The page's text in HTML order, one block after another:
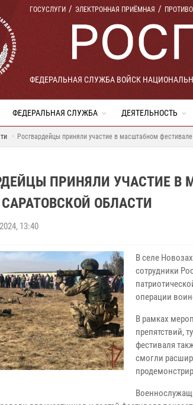
ГОСУСЛУГИ ЭЛЕКТРОННАЯ ПРИЁМНАЯ
ФЕДЕРАЛЬНАЯ СЛУЖБА ВОЙСК
ФЕДЕРАЛЬНАЯ СЛУЖБА ДЕЯТЕЛЬНОСТЬ
Росгвардейцы приняли участие в масштабном
ПРИНЯЛИ УЧАСТИЕ В
САРАТОВСКОЙ ОБЛАСТИ
13:40
В селе
сотрудники
операции
В рамках
препятствий,
фестиваля
смогли